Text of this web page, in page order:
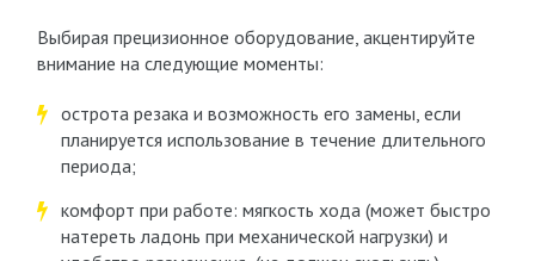
Выбирая прецизионное оборудование, акцентируйте
внимание на следующие моменты:
острота резака и возможность его замены, если
планируется использование в течение длительного
периода;
комфорт при работе: мягкость хода (может быстро
натереть ладонь при механической нагрузки) и